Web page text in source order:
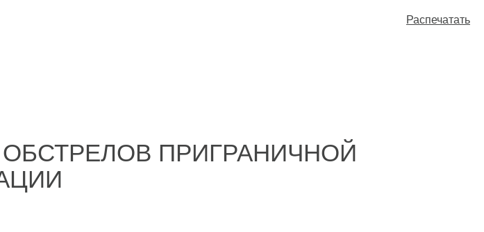
Распечатать
ПРИГРАНИЧНОЙ